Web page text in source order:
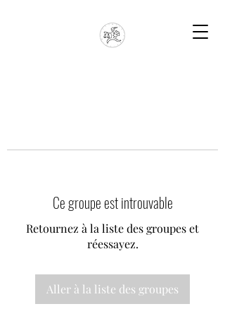
Ce groupe est introuvable
Retournez à la liste des groupes et
réessayez.
Aller à la liste des groupes